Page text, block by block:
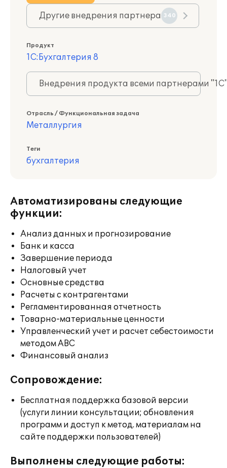
Другие внедрения партнера 340
Продукт
1С:Бухгалтерия 8
Внедрения продукта всеми партнерами
Отрасль / Функциональная задача
Металлургия
Теги
бухгалтерия
Автоматизированы следующие
функции:
Анализ данных и прогнозирование
Банк и касса
Завершение периода
Налоговый учет
Основные средства
Расчеты с контрагентами
Регламентированная отчетность
Товарно-материальные ценности
Управленческий учет и расчет себестоимости
методом ABC
Финансовый анализ
Сопровождение:
Бесплатная поддержка базовой версии
(услуги линии консультации; обновления
программ и доступ к метод. материалам на
сайте поддержки пользователей)
Выполнены следующие работы: